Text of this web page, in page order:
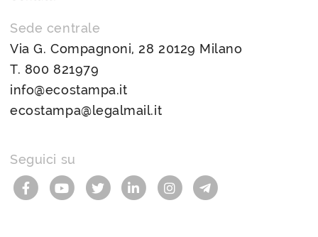
Sede centrale
Via G. Compagnoni, 28 20129 Milano
T. 800 821979
info@ecostampa.it
ecostampa@legalmail.it
Seguici su